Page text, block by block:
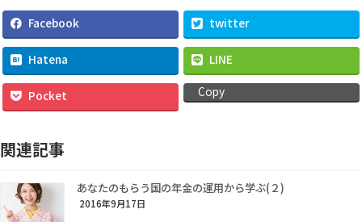
Facebook twitter
Hatena LINE
Pocket Copy
関連記事
あなたのもらう国の年金の運用から学ぶ(２)
2016年9月17日